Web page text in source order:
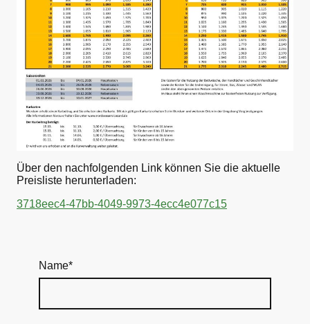
Über den nachfolgenden Link können Sie die aktuelle
Preisliste herunterladen:
3718eec4-47bb-4049-9973-4ecc4e077c15
Name*